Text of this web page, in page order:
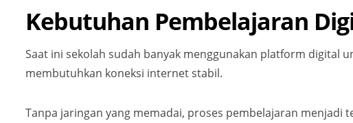
Kebutuhan Pembelajaran
Saat ini sekolah sudah banyak menggunakan platform digital
membutuhkan koneksi internet stabil.
Tanpa jaringan yang memadai, proses pembelajaran menjadi